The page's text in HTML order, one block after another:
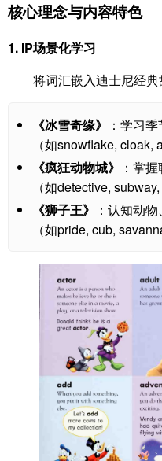
核心理念与内容特色
1. IP场景化学习
将词汇嵌入迪士尼经典
《冰雪奇缘》
：学习
（如snowflake, cloak,
《疯狂动物城》
：掌
（如detective,
《狮子王》
：认知动
（如pride, cub,